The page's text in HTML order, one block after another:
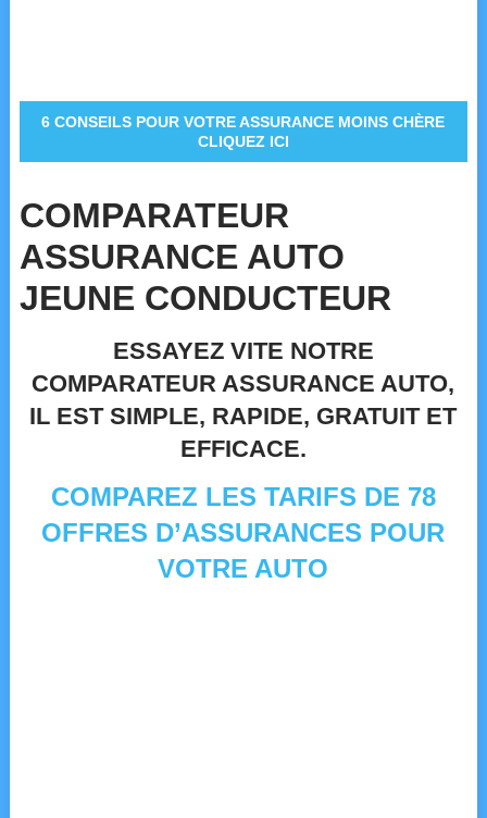
6 CONSEILS POUR VOTRE ASSURANCE MOINS CHÈRE
CLIQUEZ ICI
COMPARATEUR
ASSURANCE AUTO
JEUNE CONDUCTEUR
ESSAYEZ VITE NOTRE
COMPARATEUR ASSURANCE AUTO,
IL EST SIMPLE, RAPIDE, GRATUIT ET
EFFICACE.
COMPAREZ LES TARIFS DE 78
OFFRES D’ASSURANCES POUR
VOTRE AUTO